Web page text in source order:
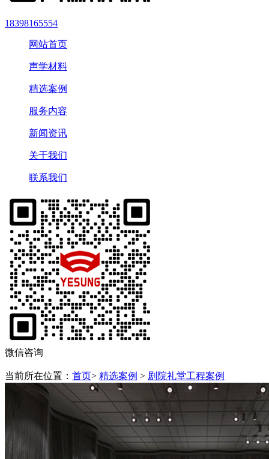
18398165554
网站首页
声学材料
精选案例
服务内容
新闻资讯
关于我们
联系我们
微信咨询
当前所在位置： 首页> 精选案例 > 剧院礼堂工程案例